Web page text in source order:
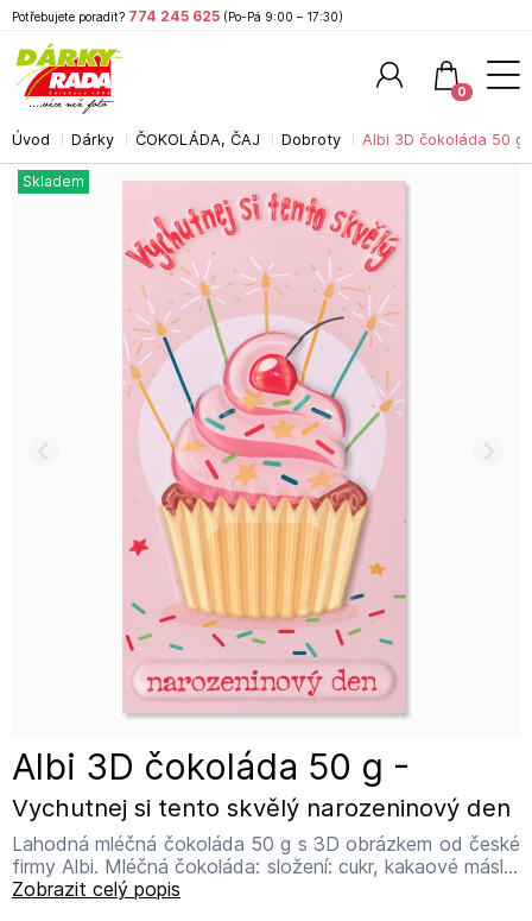
Úvod Dárky ČOKOLÁDA, ČAJ Dobroty Albi 3D čokoláda 50 g
Albi 3D čokoláda 50 g -
Vychutnej si tento skvělý narozeninový den
Lahodná mléčná čokoláda 50 g s 3D obrázkem od české
firmy Albi. Mléčná čokoláda: složení: cukr, kakaové máslo,
sušené plnotučné mléko, kakaová hmota, sušené
Zobrazit celý popis
Skladem
Potřebujete poradit? 774 245 625 (Po-Pá 9:00 – 17:30)
0